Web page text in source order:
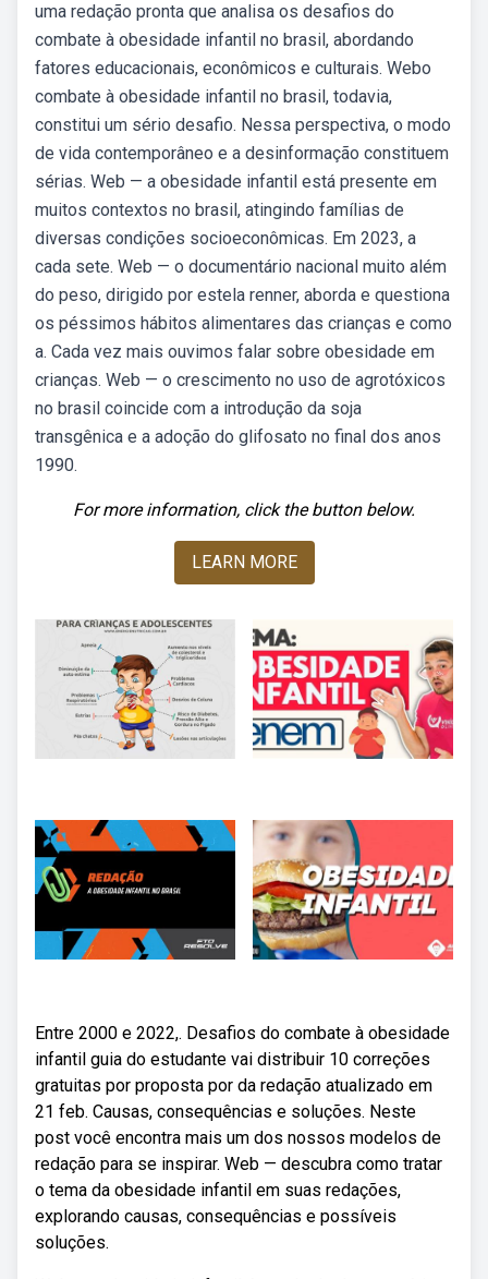
uma redação pronta que analisa os desafios do
combate à obesidade infantil no brasil, abordando
fatores educacionais, econômicos e culturais. Webo
combate à obesidade infantil no brasil, todavia,
constitui um sério desafio. Nessa perspectiva, o modo
de vida contemporâneo e a desinformação constituem
sérias. Web — a obesidade infantil está presente em
muitos contextos no brasil, atingindo famílias de
diversas condições socioeconômicas. Em 2023, a
cada sete. Web — o documentário nacional muito além
do peso, dirigido por estela renner, aborda e questiona
os péssimos hábitos alimentares das crianças e como
a. Cada vez mais ouvimos falar sobre obesidade em
crianças. Web — o crescimento no uso de agrotóxicos
no brasil coincide com a introdução da soja
transgênica e a adoção do glifosato no final dos anos
1990.
For more information, click the button below.
LEARN MORE
Entre 2000 e 2022,. Desafios do combate à obesidade
infantil guia do estudante vai distribuir 10 correções
gratuitas por proposta por da redação atualizado em
21 feb. Causas, consequências e soluções. Neste
post você encontra mais um dos nossos modelos de
redação para se inspirar. Web — descubra como tratar
o tema da obesidade infantil em suas redações,
explorando causas, consequências e possíveis
soluções.